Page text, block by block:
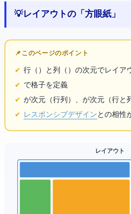
💡 Webレイアウトの「方眼紙」
📌 このページのポイント
行（row）と列（column）の2次元でレイ
grid-template-columns / grid-template-rows で格子を定義
が1次元（行or列）、Gridが2次元（行
レスポンシブデザインとの相性
CSS Grid レイアウト